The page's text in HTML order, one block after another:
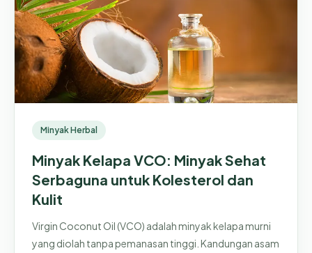
Minyak Herbal
Minyak Kelapa VCO: Minyak Sehat
Serbaguna untuk Kolesterol dan
Kulit
Virgin Coconut Oil (VCO) adalah minyak kelapa murni
yang diolah tanpa pemanasan tinggi. Kandungan asam